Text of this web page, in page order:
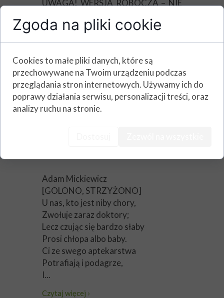
UWAGA! WERSJA ROBOCZA – NIE
Kyrie, eleison, Chryste, eleison, Kyrie,
wysłuchaj nas.
Ojcze z nieba Boże – zmiłuj się nad
nami.
Synu, Odkupicielu świata...
Adam Mickiewicz
[GOLONO, STRZYŻONO]
U nas, kto jest niby chory,
Zwołuje zaraz doktory;
Lecz czując się bardzo słaby
Prosi chłopa albo baby.
Ci ze swego aptekarstwa
Potrafiają i podagrze,
I...
Czytaj więcej ›
Zgoda na pliki cookie
Cookies to małe pliki danych, które są
przechowywane na Twoim urządzeniu podczas
przeglądania stron internetowych. Używamy ich do
poprawy działania serwisu, personalizacji treści, oraz
analizy ruchu na stronie.